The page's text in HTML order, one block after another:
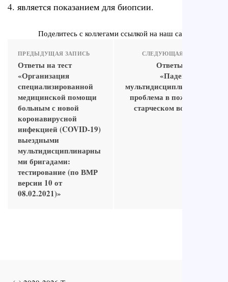
4. является показанием для биопсии.
Поделитесь с коллегами ссылкой на наш сайт
ПРЕДЫДУЩАЯ ЗАПИСЬ
Ответы на тест
«Организация
специализированной
медицинской помощи
больным с новой
коронавирусной
инфекцией (COVID-19)
выездными
мультидисциплинарны
ми бригадами:
тестирование (по ВМР
версии 10 от
08.02.2021)»
СЛЕДУЮЩАЯ ЗАПИСЬ
Ответы на тест
«Падения как
мультидисциплинарная
проблема в пожилом и
старческом возрасте»